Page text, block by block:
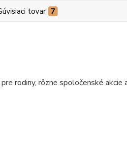
tovar 7
rodiny, rôzne spoločenské akcie